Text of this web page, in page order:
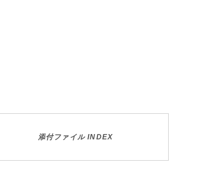
添付ファイル INDEX